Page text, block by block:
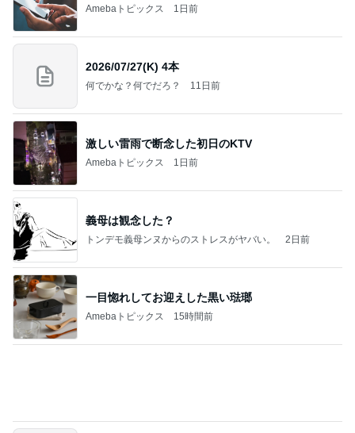
Amebaトピックス 1日前
2026/07/27(K) 4本
何でかな？何でだろ？ 11日前
激しい雷雨で断念した初日のKTV
Amebaトピックス 1日前
義母は観念した？
トンデモ義母ンヌからのストレスがヤバい。 2日前
一目惚れしてお迎えした黒い琺瑯
Amebaトピックス 15時間前